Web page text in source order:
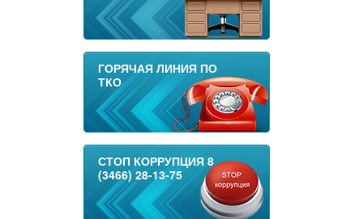
ГОРЯЧАЯ ЛИНИЯ ПО
ТКО
СТОП КОРРУПЦИЯ 8
(3466) 28-13-75